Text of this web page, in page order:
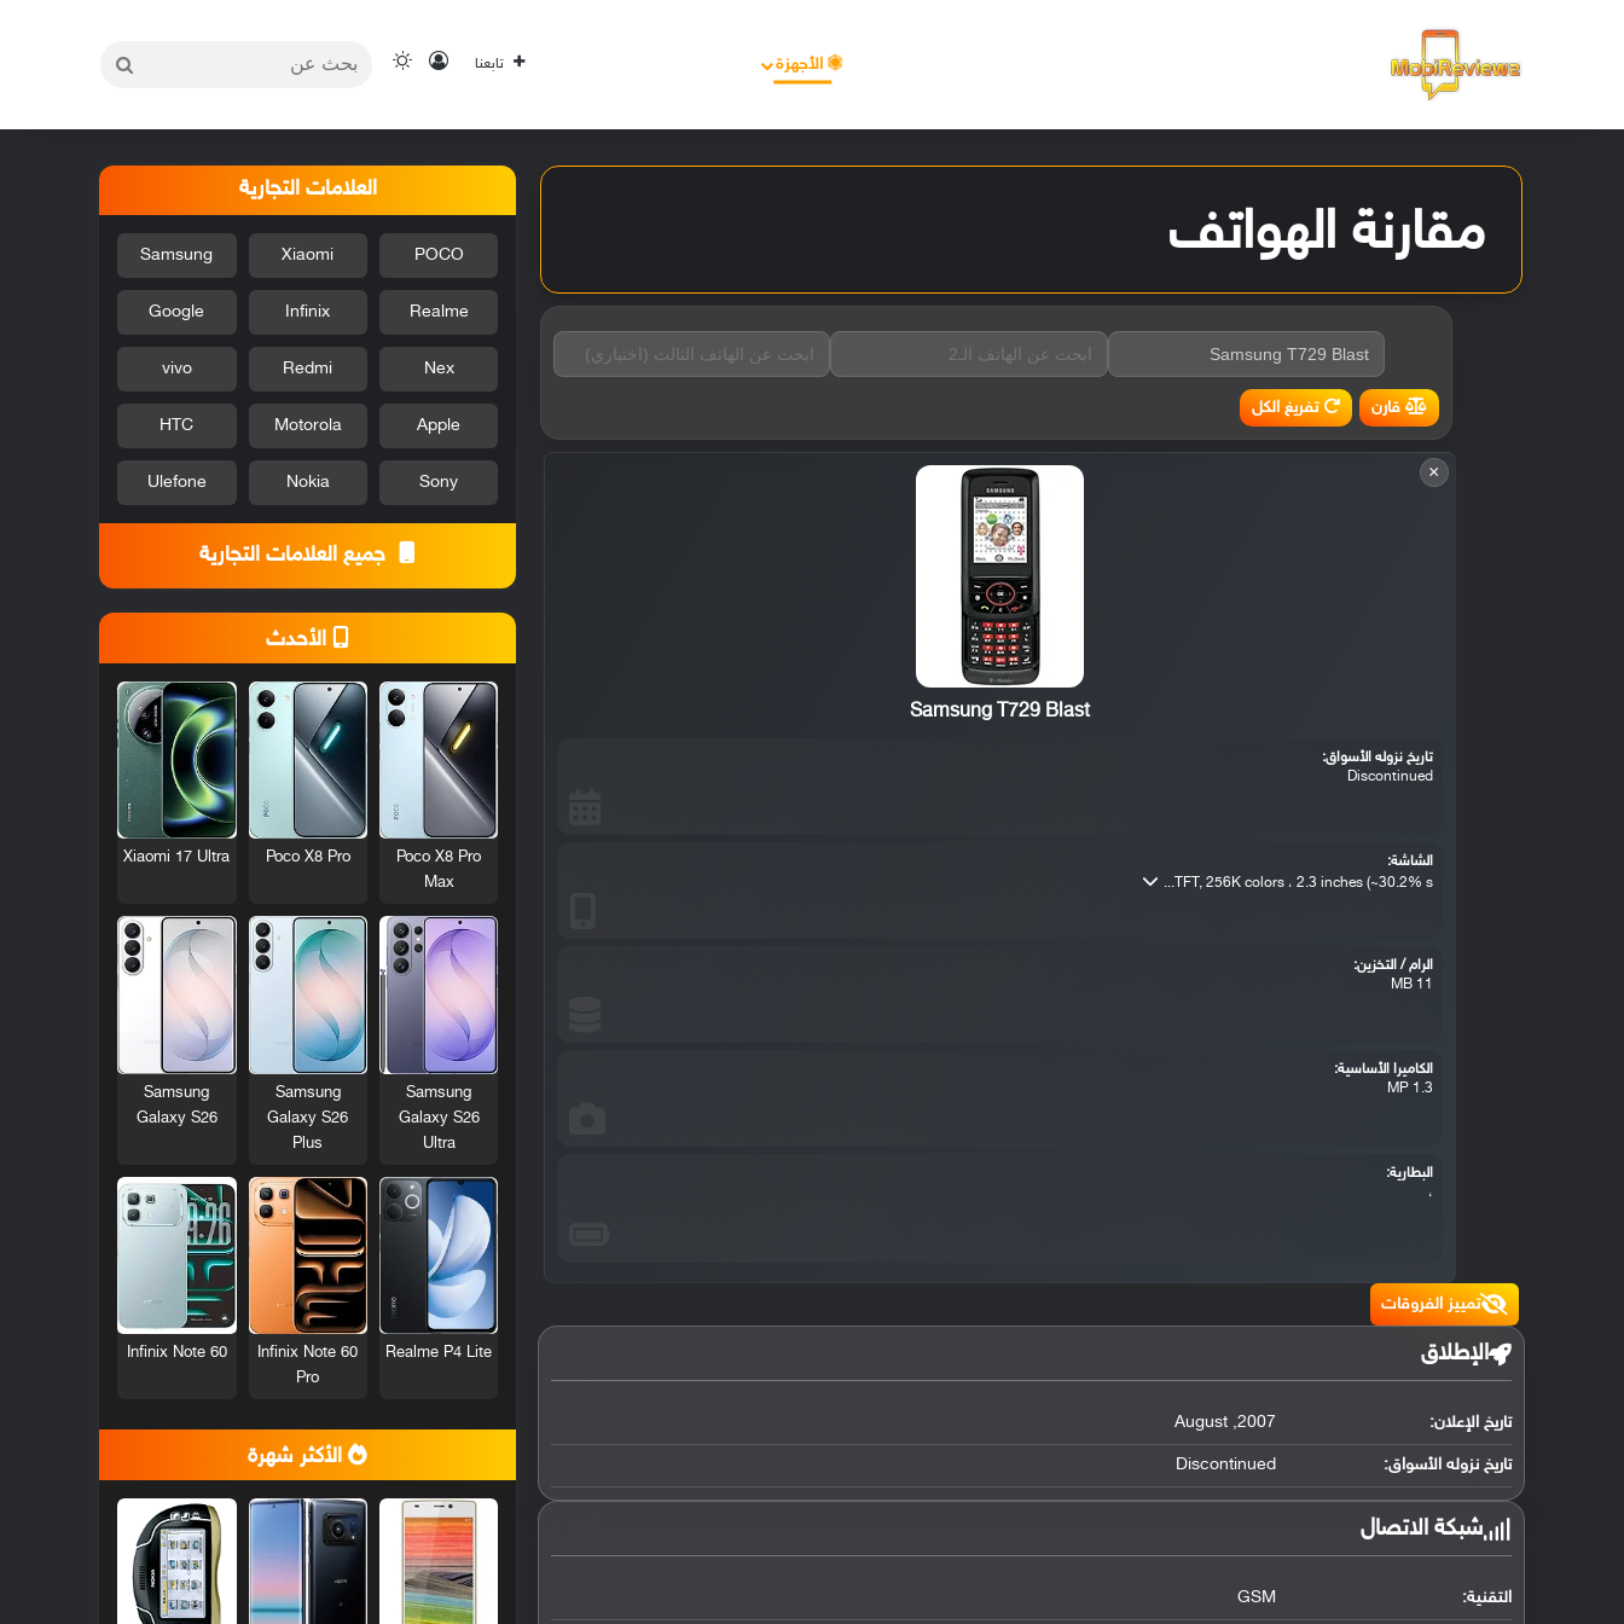
الأجهزة تابعنا تسجيل الدخول
الوضع المظلم
مقارنة الهواتف
قارن تفريغ الكل
×
Samsung T729 Blast
تاريخ نزوله الأسواق:
Discontinued
الشاشة:
TFT, 256K colors ، 2.3 inches (~30.2% s...
الرام / التخزين:
11 MB
الكاميرا الأساسية:
1.3 MP
البطارية:
،
تمييز الفروقات
الإطلاق
تاريخ الإعلان: 2007
,
August
تاريخ نزوله الأسواق: Discontinued
شبكة الاتصال
التقنية: GSM
العلامات التجارية
POCO
Xiaomi
Samsung
Realme
Infinix
Google
Nex
Redmi
vivo
Apple
Motorola
HTC
Sony
Nokia
Ulefone
جميع العلامات التجارية
الأحدث
Poco X8 Pro
Max
Poco X8 Pro
Xiaomi 17 Ultra
Samsung
Galaxy S26
Ultra
Samsung
Galaxy S26
Plus
Samsung
Galaxy S26
Realme P4 Lite
Infinix Note 60
Pro
Infinix Note 60
الأكثر شهرة